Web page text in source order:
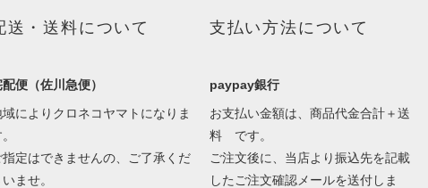
送・送料について
便（佐川急便）
域によりクロネコヤマトになりま
指定はできませんの、ご了承くだ
ませ。
支払い方法について
paypay銀行
お支払い金額は、商品代金合計＋送
料 です。
ご注文後に、当店より振込先を記載
したご注文確認メールを送付しま